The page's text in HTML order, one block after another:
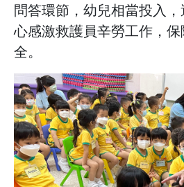
問答環節，幼兒相當投入
心感激救護員辛勞工作，
全。